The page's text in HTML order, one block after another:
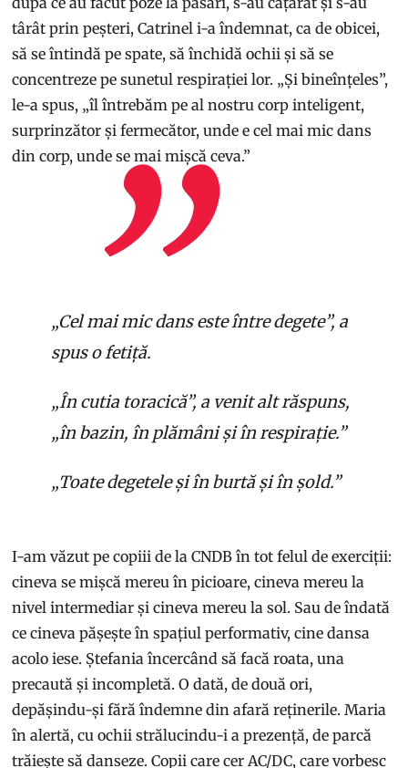
târât prin peșteri, Catrinel i-a îndemnat, ca de obicei,
să se întindă pe spate, să închidă ochii și să se
concentreze pe sunetul respirației lor. „Și bineînțeles”,
le-a spus, „îl întrebăm pe al nostru corp inteligent,
surprinzător și fermecător, unde e cel mai mic dans
din corp, unde se mai mișcă ceva.”
„Cel mai mic dans este între degete”, a
spus o fetiță.
„În cutia toracică”, a venit alt răspuns,
„în bazin, în plămâni și în respirație.”
„Toate degetele și în burtă și în șold.”
I-am văzut pe copiii de la CNDB în tot felul de exerciții:
cineva se mișcă mereu în picioare, cineva mereu la
nivel intermediar și cineva mereu la sol. Sau de îndată
ce cineva pășește în spațiul performativ, cine dansa
acolo iese. Ștefania încercând să facă roata, una
precaută și incompletă. O dată, de două ori,
depășindu-și fără îndemne din afară reținerile. Maria
în alertă, cu ochii strălucindu-i a prezență, de parcă
trăiește să danseze. Copii care cer AC/DC, care vorbesc